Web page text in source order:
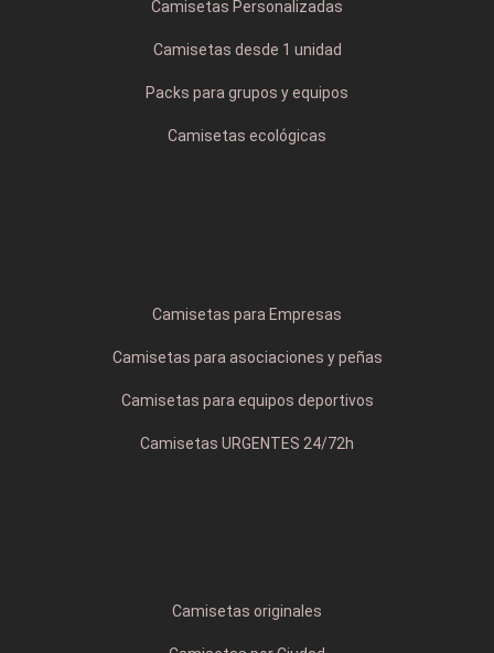
Camisetas Personalizadas
Camisetas desde 1 unidad
Packs para grupos y equipos
Camisetas ecológicas
Camisetas para Empresas
Camisetas para asociaciones y peñas
Camisetas para equipos deportivos
Camisetas URGENTES 24/72h
Camisetas originales